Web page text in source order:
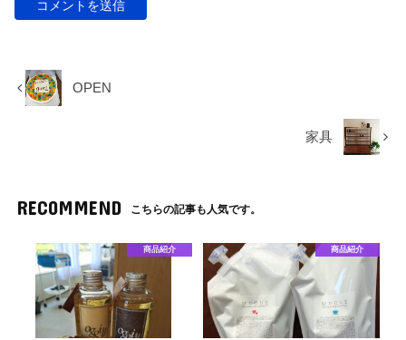
OPEN
家具
RECOMMEND こちらの記事も人気です。
商品紹介 商品紹介